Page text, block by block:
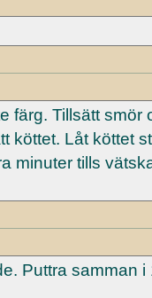
färg. Tillsätt smör
köttet. Låt köttet
minuter tills
Puttra samman i